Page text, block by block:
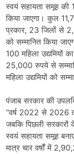
स्वयं सहायता समूह की
किया जाएगा। कुल
प्रकार, 23 जिलों से
को सम्मानित किया
100 महिला उद्यमियों
25,000 रुपये से
महिला उद्यमियों को
पंजाब सरकार की
“वर्ष 2022 से 2026
जबकि पिछली
स्वयं सहायता समूह
मात्र चार वर्षों में